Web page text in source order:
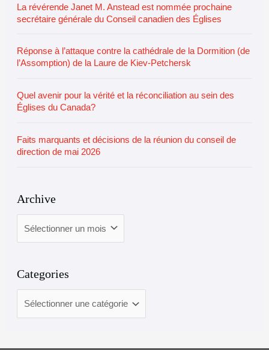
La révérende Janet M. Anstead est nommée prochaine
secrétaire générale du Conseil canadien des Églises
Réponse à l’attaque contre la cathédrale de la Dormition (de
l’Assomption) de la Laure de Kiev-Petchersk
Quel avenir pour la vérité et la réconciliation au sein des
Églises du Canada?
Faits marquants et décisions de la réunion du conseil de
direction de mai 2026
Archive
Categories